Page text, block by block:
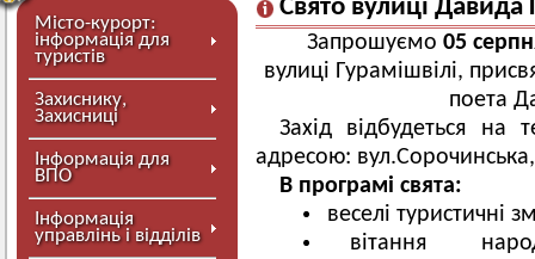
Місто-курорт:
інформація для
туристів
Захиснику,
Захисниці
Інформація для
ВПО
Інформація
управлінь і відділів
Свято вулиці Давида
Запрошуємо 05
вулиці Гурамішвілі,
поета
Захід відбудеться на
адресою:
В програмі свята:
веселі туристичні
вітання